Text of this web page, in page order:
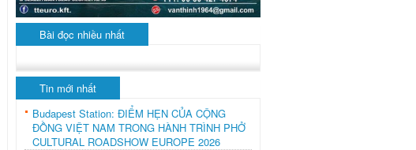
Bài đọc nhiều nhất
Tin mới nhất
Budapest Station: ĐIỂM HẸN CỦA CỘNG
ĐỒNG VIỆT NAM TRONG HÀNH TRÌNH PHỞ
CULTURAL ROADSHOW EUROPE 2026